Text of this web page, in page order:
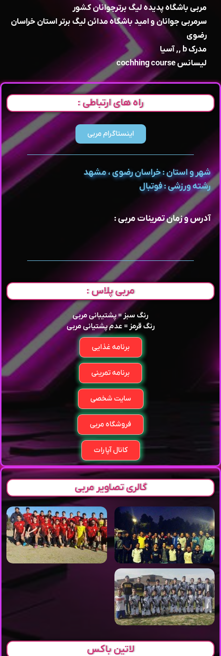
مربی باشگاه پدیده لیگ برترجوانان کشور
سرمربی جوانان و امید باشگاه مدائن لیگ برتر استان خراسان
رضوی
مدرک b ,, آسیا
لیسانس cochhing course
راه های ارتباطی :
اینستاگرام مربی
شهر و استان : خراسان رضوی ، مشهد
رشته ورزشی : فوتبال
آدرس و زمان تمرینات مربی :
مربی پلاس :
رنگ سبز = پشتیبانی مربی
رنگ قرمز = عدم پشتیانی مربی
برنامه غذایی
برنامه تمرینی
سایت شخصی
فروشگاه مربی
کانال آپارات
گالری تصاویر مربی
لاتین باکس